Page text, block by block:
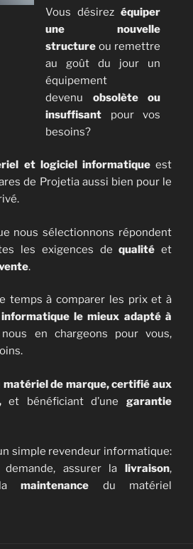
Vous désirezéquiper
une nouvelle
structureou remettre
au goût du jour un
équipement
devenu obsolète ou
insuffisantpour vos
besoins?
et logiciel informatiqueest
de Projetia aussi bien pour le
nous sélectionnons répondent
les exigences dequalité et
.
temps à comparer les prix et à
le mieux adapté à
en chargeons pour vous,
matériel de marque, certifié aux
et bénéficiant d’unegarantie
simple revendeur informatique:
assurer la
livraison,
maintenance du matériel